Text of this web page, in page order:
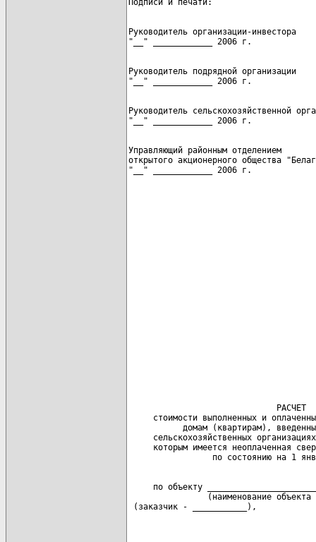
Руководитель организации-инвестора
Руководитель подрядной организации
Руководитель сельскохозяйственной
Управляющий районным отделением
открытого акционерного общества
                              РАСЧЕТ
стоимости выполненных и
домам (квартирам),
сельскохозяйственных
которым имеется неоплаченная
по объекту
(наименование объекта
(заказчик - ___________),